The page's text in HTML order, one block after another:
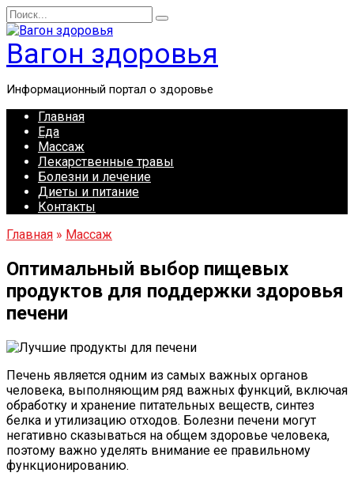
Перейти
к
содержанию
Search
for:
Вагон здоровья
Информационный портал о здоровье
Главная
Еда
Массаж
Лекарственные травы
Болезни и лечение
Диеты и питание
Контакты
Главная » Массаж
Оптимальный выбор пищевых
продуктов для поддержки здоровья
печени
Печень является одним из самых важных органов
человека, выполняющим ряд важных функций, включая
обработку и хранение питательных веществ, синтез
белка и утилизацию отходов. Болезни печени могут
негативно сказываться на общем здоровье человека,
поэтому важно уделять внимание ее правильному
функционированию.